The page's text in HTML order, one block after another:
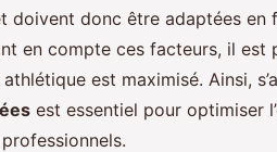
doivent donc être adaptées en
en compte ces facteurs, il est
est maximisé. Ainsi,
est essentiel pour optimiser